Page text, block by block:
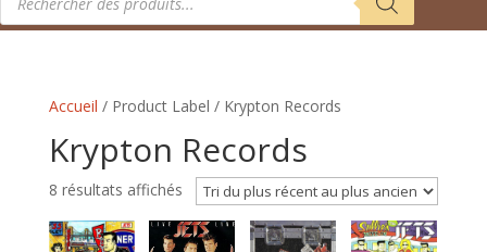
produits
Accueil / Product Label / Krypton Records
Krypton Records
8 résultats affichésTrié
plus